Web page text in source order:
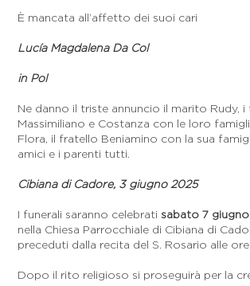
È mancata all’affetto dei suoi cari
Lucía Magdalena Da Col
in Pol
Ne danno il triste annuncio il marito Rudy, i
Massimiliano e Costanza con le loro
Flora, il fratello Beniamino con la sua
amici e i parenti tutti.
Cibiana di Cadore, 3 giugno 2025
I funerali saranno celebratisabato 7
nella Chiesa Parrocchiale di Cibiana di
preceduti dalla recita del S. Rosario alle ore
Dopo il rito religioso si proseguirà per la